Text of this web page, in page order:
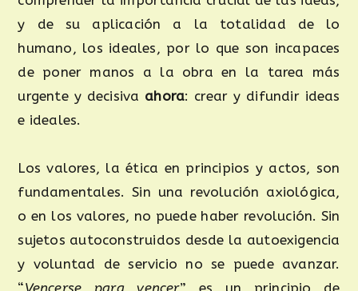
y de su aplicación a la totalidad de lo
humano, los ideales, por lo que son incapaces
de poner manos a la obra en la tarea más
urgente y decisiva ahora: crear y difundir ideas
e ideales.
Los valores, la ética en principios y actos, son
fundamentales. Sin una revolución axiológica,
o en los valores, no puede haber revolución. Sin
sujetos autoconstruidos desde la autoexigencia
y voluntad de servicio no se puede avanzar.
“Vencerse para vencer” es un principio de